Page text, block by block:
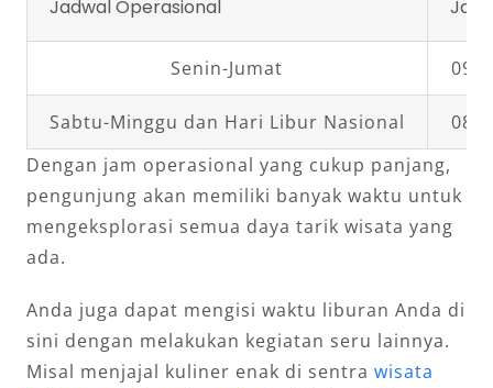
Jadwal Operasional Jam
Senin-Jumat
Sabtu-Minggu dan Hari Libur Nasional
Dengan jam operasional yang cukup panjang,
pengunjung akan memiliki banyak waktu untuk
mengeksplorasi semua daya tarik wisata yang
ada.
Anda juga dapat mengisi waktu liburan Anda di
sini dengan melakukan kegiatan seru lainnya.
Misal menjajal kuliner enak di sentra wisata